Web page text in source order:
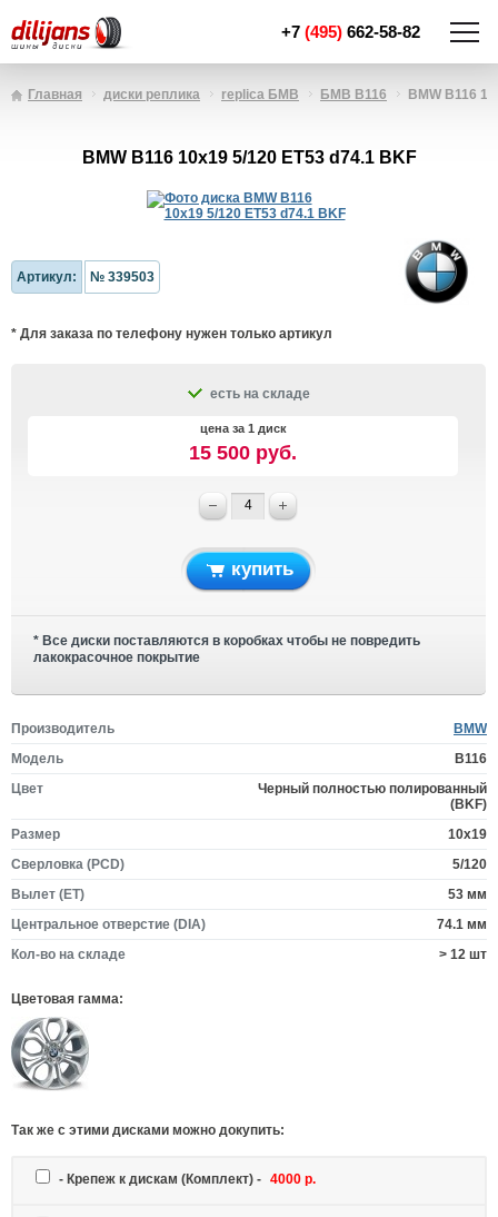
+7 (495) 662-58-82
Главная диски реплика replica БМВ БМВ B116 BMW B116
BMW B116 10x19 5/120 ET53 d74.1 BKF
Артикул: № 339503
* Для заказа по телефону нужен только артикул
есть на складе
цена за 1 диск
15 500 руб.
купить
* Все диски поставляются в коробках чтобы не повредить
лакокрасочное покрытие
Производитель
BMW
Модель
B116
Цвет
Черный полностью полированный
(BKF)
Размер
10x19
Сверловка (PCD)
5/120
Вылет (ET)
53 мм
Центральное отверстие (DIA)
74.1 мм
Кол-во на складе
> 12 шт
Цветовая гамма:
Так же c этими дисками можно докупить:
- Крепеж к дискам (Комплект) - 4000 р.